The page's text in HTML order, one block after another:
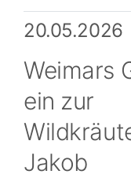
20.05.2026
Weimars
ein zur
Jakob